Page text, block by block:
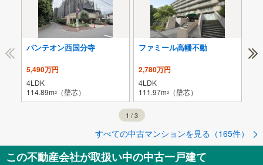
パンテオン西国分寺
5,490万円
4LDK
114.89m2 （壁芯）
ファミール高幡不動
2,780万円
4LDK
111.97m2 （壁芯）
ヴ
1 /3
すべての中古マンションを見る（165件）
この不動産会社が取扱い中の中古一戸建て